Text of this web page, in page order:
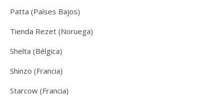
Patta (Países Bajos)
Tienda Rezet (Noruega)
Shelta (Bélgica)
Shinzo (Francia)
Starcow (Francia)